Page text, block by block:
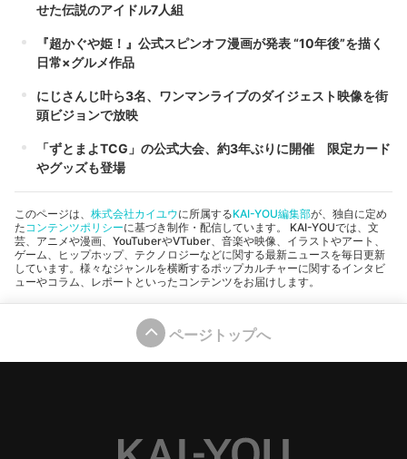
せた伝説のアイドル7人組
『超かぐや姫！』公式スピンオフ漫画が発表 “10年後”を描く
日常×グルメ作品
にじさんじ叶ら3名、ワンマンライブのダイジェスト映像を街
頭ビジョンで放映
「ずとまよTCG」の公式大会、約3年ぶりに開催 限定カード
やグッズも登場
このページは、 株式会社カイユウに所属するKAI-YOU編集部が、独自に定め
たコンテンツポリシーに基づき制作・配信しています。 KAI-YOUでは、文
芸、アニメや漫画、YouTuberやVTuber、音楽や映像、イラストやアート、
ゲーム、ヒップホップ、テクノロジーなどに関する最新ニュースを毎日更新
しています。様々なジャンルを横断するポップカルチャーに関するインタビ
ューやコラム、レポートといったコンテンツをお届けします。
ページトップへ